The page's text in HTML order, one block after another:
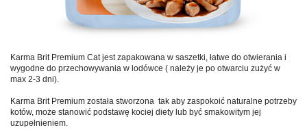
Karma Brit Premium Cat jest zapakowana w saszetki, łatwe do otwierania i
wygodne do przechowywania w lodówce ( należy je po otwarciu zużyć w
max 2-3 dni).
Karma Brit Premium została stworzona tak aby zaspokoić naturalne potrzeby
kotów, może stanowić podstawę kociej diety lub być smakowitym jej
uzupełnieniem.